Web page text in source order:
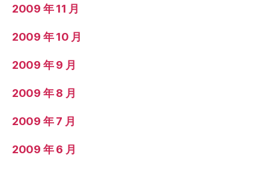
2009 年 11 月
2009 年 10 月
2009 年 9 月
2009 年 8 月
2009 年 7 月
2009 年 6 月